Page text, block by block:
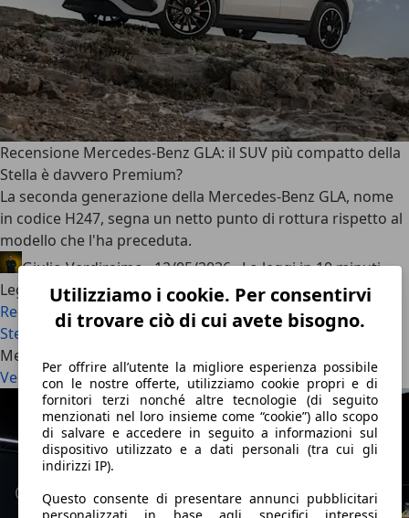
Utilizziamo i cookie. Per consentirvi
di trovare ciò di cui avete bisogno.
Per offrire all’utente la migliore esperienza possibile
con le nostre offerte, utilizziamo cookie propri e di
fornitori terzi nonché altre tecnologie (di seguito
menzionati nel loro insieme come “cookie”) allo scopo
di salvare e accedere in seguito a informazioni sul
dispositivo utilizzato e a dati personali (tra cui gli
indirizzi IP).
Questo consente di presentare annunci pubblicitari
Recensione Mercedes-Benz GLA: il SUV più compatto della
Stella è davvero Premium?
La seconda generazione della Mercedes-Benz GLA, nome
in codice H247, segna un netto punto di rottura rispetto al
modello che l'ha preceduta.
Giulio Verdiraimo·12/05/2026·Lo leggi in 10 minuti
Leggi di più
Recensione Mercedes-Benz GLA: il SUV più compatto della
Stella è davvero Premium?
Mercedes-Benz: articoli più recenti
Vedi tutto